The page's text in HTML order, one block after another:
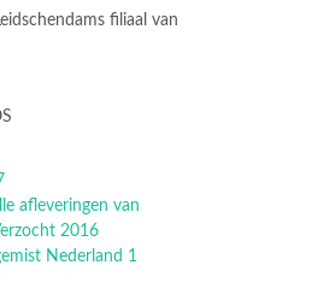
filiaal van
afleveringen van
2016
Nederland 1